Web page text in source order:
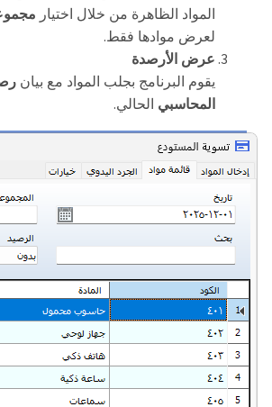
المواد الظاهرة من خلال اختيار
لعرض موادها فقط.
عرض الأرصدة
يقوم البرنامج بجلب المواد مع بيان
المحاسبي الحالي.